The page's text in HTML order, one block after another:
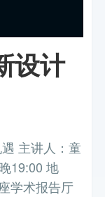
设计
主讲人：童
19:00 地
学术报告厅